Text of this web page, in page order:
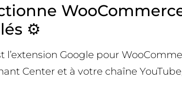
⚙️
Google pour
Center et à votre chaîne